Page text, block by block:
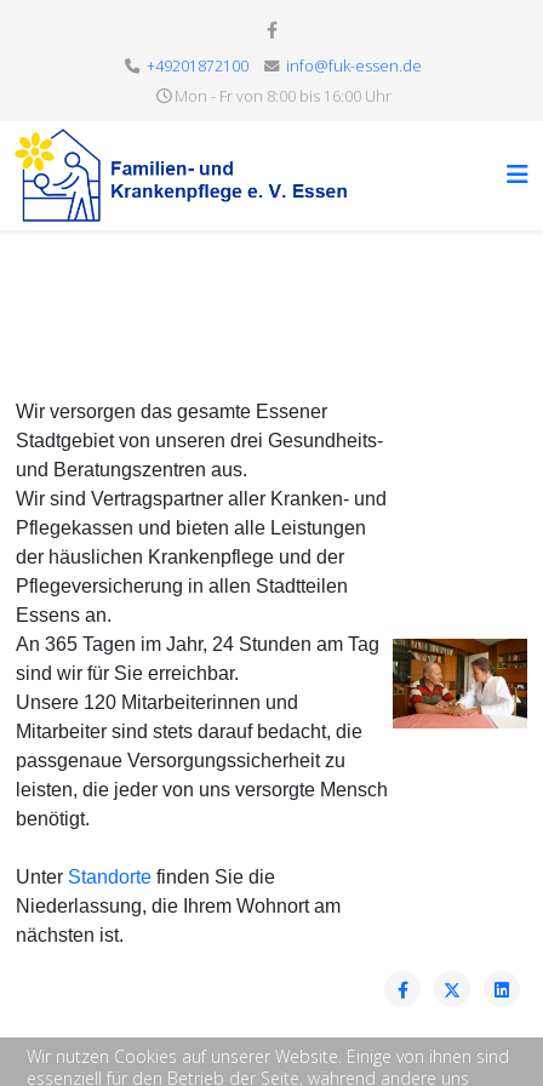
+49201872100
info@fuk-essen.de
Mon - Fr von 8:00 bis 16:00 Uhr
Wir versorgen das gesamte Essener
Stadtgebiet von unseren drei Gesundheits-
und Beratungszentren aus.
Wir sind Vertragspartner aller Kranken- und
Pflegekassen und bieten alle Leistungen
der häuslichen Krankenpflege und der
Pflegeversicherung in allen Stadtteilen
Essens an.
An 365 Tagen im Jahr, 24 Stunden am Tag
sind wir für Sie erreichbar.
Unsere 120 Mitarbeiterinnen und
Mitarbeiter sind stets darauf bedacht, die
passgenaue Versorgungssicherheit zu
leisten, die jeder von uns versorgte Mensch
benötigt.
Unter Standorte finden Sie die
Niederlassung, die Ihrem Wohnort am
nächsten ist.
Wir nutzen Cookies auf unserer Website. Einige von ihnen sind
essenziell für den Betrieb der Seite, während andere uns